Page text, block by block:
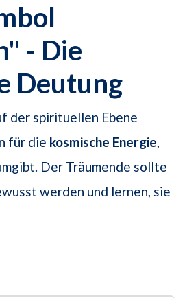
- Die
Deutung
der spirituellen Ebene
für die kosmische Energie,
Der Träumende sollte
werden und lernen, sie